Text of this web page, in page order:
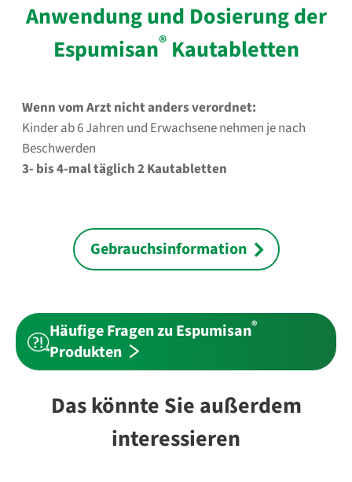
Anwendung und Dosierung der
Espumisan®Kautabletten
Wenn vom Arzt nicht anders verordnet:
Kinder ab 6 Jahren und Erwachsene nehmen je nach
Beschwerden
3- bis 4-mal täglich 2 Kautabletten
Gebrauchsinformation
Häufige Fragen zu Espumisan®
Produkten
Das könnte Sie außerdem
interessieren